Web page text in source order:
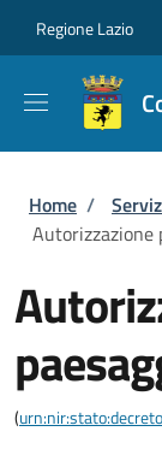
Regione Lazio
Home /
Autorizzazione
(